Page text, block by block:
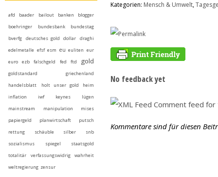
afd baader bailout banken
blogger
boehringer
bundesbank
bundestag
bverfg
deutsches gold dollar
draghi
edelmetalle efsf esm eu euliten eur
euro
ezb falschgeld fed ftd gold
goldstandard
griechenland
handelsblatt
holt unser gold heim
inflation
iwf keynes
lügen
mainstream
manipulation
mises
papiergeld
planwirtschaft
putsch
rettung
schäuble silber
snb
sozialismus
spiegel
staatsgold
totalitär
verfassungswidrig
wahrheit
weltregierung zensur
Kategorien: Mensch & Umwelt,
No feedback yet
Comment feed
Kommentare sind für diesen